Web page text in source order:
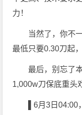
力！
当然了，你不
最低只要0.30刀起
最后，别忘了
1,000w刀保底重头
▌6月3日04:00